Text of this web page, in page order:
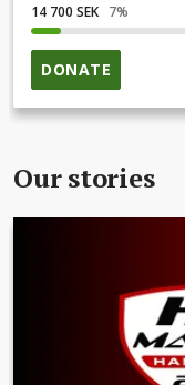
insamling fortsätter
insamlingen om du
och vill vara med
förening.Stötta
i dina egna sociala
14 700 SEK 7%
DONATE
Our stories